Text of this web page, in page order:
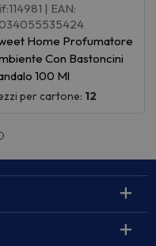
| EAN:
Home Profumatore
Con Bastoncini
100 Ml
per cartone: 12